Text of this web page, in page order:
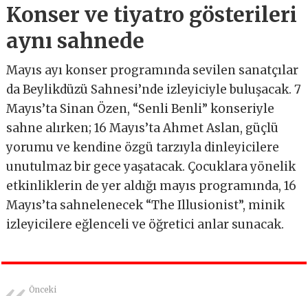
Konser ve tiyatro gösterileri
aynı sahnede
Mayıs ayı konser programında sevilen sanatçılar
da Beylikdüzü Sahnesi’nde izleyiciyle buluşacak. 7
Mayıs’ta Sinan Özen, “Senli Benli” konseriyle
sahne alırken; 16 Mayıs’ta Ahmet Aslan, güçlü
yorumu ve kendine özgü tarzıyla dinleyicilere
unutulmaz bir gece yaşatacak. Çocuklara yönelik
etkinliklerin de yer aldığı mayıs programında, 16
Mayıs’ta sahnelenecek “The Illusionist”, minik
izleyicilere eğlenceli ve öğretici anlar sunacak.
Önceki